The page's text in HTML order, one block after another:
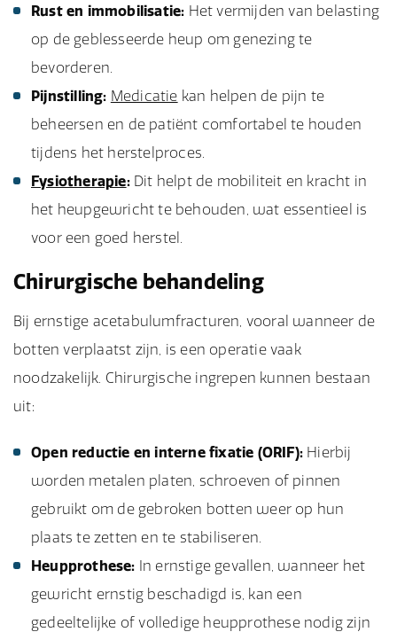
Rust en immobilisatie: Het vermijden van belasting
op de geblesseerde heup om genezing te
bevorderen.
Pijnstilling: Medicatie kan helpen de pijn te
beheersen en de patiënt comfortabel te houden
tijdens het herstelproces.
Fysiotherapie:Dit helpt de mobiliteit en kracht in
het heupgewricht te behouden, wat essentieel is
voor een goed herstel.
Chirurgische behandeling
Bij ernstige acetabulumfracturen, vooral wanneer de
botten verplaatst zijn, is een operatie vaak
noodzakelijk. Chirurgische ingrepen kunnen bestaan
uit:
Open reductie en interne fixatie (ORIF): Hierbij
worden metalen platen, schroeven of pinnen
gebruikt om de gebroken botten weer op hun
plaats te zetten en te stabiliseren.
Heupprothese: In ernstige gevallen, wanneer het
gewricht ernstig beschadigd is, kan een
gedeeltelijke of volledige heupprothese nodig zijn